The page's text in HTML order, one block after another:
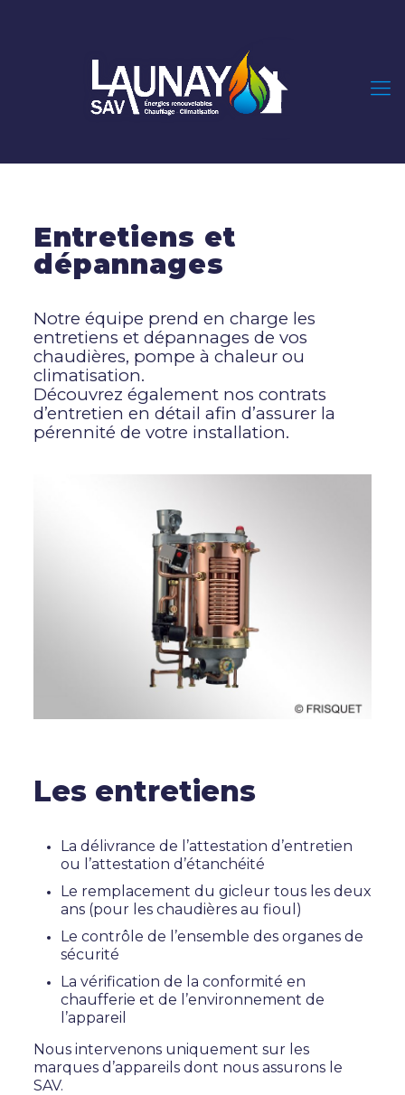
Entretiens et
dépannages
Notre équipe prend en charge les
entretiens et dépannages de vos
chaudières, pompe à chaleur ou
climatisation.
Découvrez également nos contrats
d’entretien en détail afin d’assurer la
pérennité de votre installation.
Les entretiens
La délivrance de l’attestation d’entretien
ou l’attestation d’étanchéité
Le remplacement du gicleur tous les deux
ans (pour les chaudières au fioul)
Le contrôle de l’ensemble des organes de
sécurité
La vérification de la conformité en
chaufferie et de l’environnement de
l’appareil
Nous intervenons uniquement sur les
marques d’appareils dont nous assurons le
SAV.